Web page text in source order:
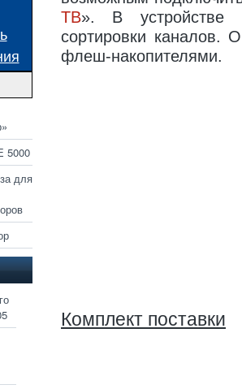
5000
для
ТВ». В устройстве
сортировки каналов.
флеш-накопителями.
Комплект поставки